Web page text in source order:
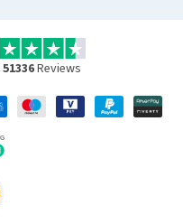
51336Reviews